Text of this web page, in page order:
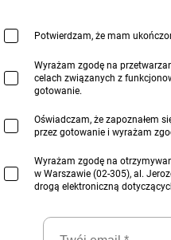
Potwierdzam, że mam
Wyrażam zgodę na
celach związanych z
gotowanie.
Oświadczam, że zapoznałem
przez gotowanie i wyrażam
Wyrażam zgodę na
w Warszawie (02-305), al.
drogą elektroniczną